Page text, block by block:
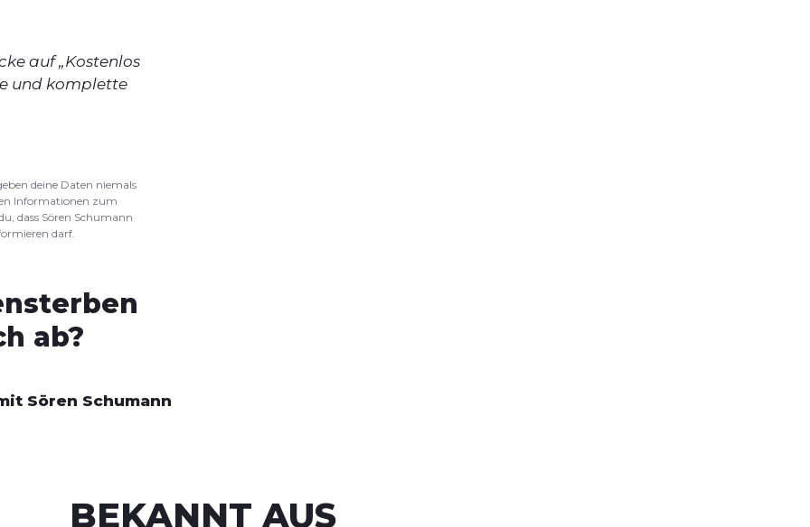
auf „Kostenlos
und komplette
deine Daten niemals
Informationen zum
dass Sören Schumann
darf.
ab?
Sören Schumann
BEKANNT AUS